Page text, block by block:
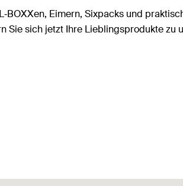
Eimern, Sixpacks und
Sie sich jetzt Ihre Lieblingsprodukte